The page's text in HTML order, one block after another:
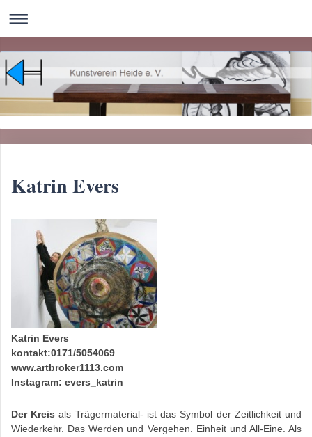
Katrin Evers
Katrin Evers
kontakt:0171/5054069
www.artbroker1113.com
Instagram: evers_katrin
Der Kreis als Trägermaterial- ist das Symbol der Zeitlichkeit und
Wiederkehr. Das Werden und Vergehen. Einheit und All-Eine. Als